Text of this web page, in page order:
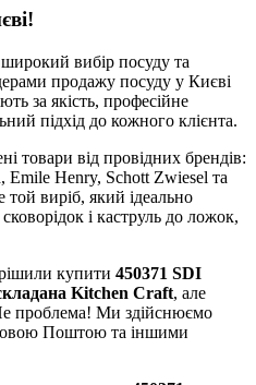
вибір посуду та
продажу посуду у Києві
за якість, професійне
підхід до кожного клієнта.
товари від провідних брендів:
Emile Henry, Schott Zwiesel та
виріб, який ідеально
і каструль до ложок,
купити 450371 SDI
Kitchen Craft, але
проблема! Ми здійснюємо
Поштою та іншими